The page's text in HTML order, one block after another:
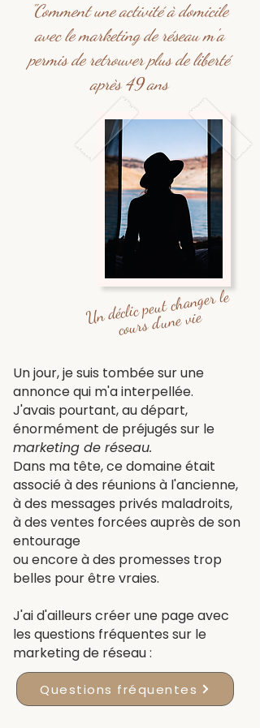
"Comment une activité à domicile
avec le marketing de réseau m'a
permis de retrouver plus de liberté
après 49 ans
Un déclic peutchanger le
coursd'une vie
Un jour, je suis tombée sur une
annonce qui m'a interpellée.
J'avais pourtant, au départ,
énormément de préjugés sur le
marketing de réseau.
Dans ma tête, ce domaine était
associé à des réunions à l'ancienne,
à des messages privés maladroits,
à des ventes forcées auprès de son
entourage
ou encore à des promesses trop
belles pour être vraies.
J'ai d'ailleurs créer une page avec
les questions fréquentes sur le
marketing de réseau :
Questions fréquentes